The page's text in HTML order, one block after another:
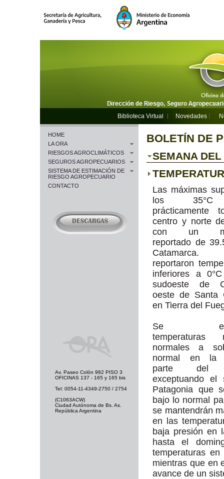
Biblioteca Virtual Novedades
HOME
LA ORA
RIESGOS AGROCLIMÁTICOS
SEGUROS AGROPECUARIOS
SISTEMA DE ESTIMACIÓN DE
RIESGO AGROPECUARIO
CONTACTO
BOLETÍN DE
SEMANA
Las máximas
los
prácticamente
centro y norte
con un
reportado de
reportaron
inferiores a
sudoeste de
oeste de Santa
en Tierra del
Se
temperaturas
normales a
normal en la
parte del
exceptuando el
Patagonia que
bajo lo normal
se mantendrán
en las
baja presión en
hasta el
temperaturas
mientras que en
avance de un
Av. Paseo Colón 982 PISO 3
OFICINAS 137 - 165 y 165 bis
Tel: 0054-11-4349-2750 / 2754
(C1063ACW)
Ciudad Autónoma de Bs. As.
República Argentina